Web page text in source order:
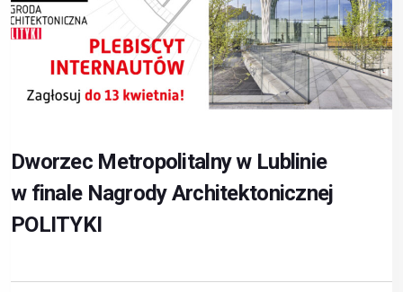
Dworzec Metropolitalny w Lublinie
w finale Nagrody Architektonicznej
POLITYKI